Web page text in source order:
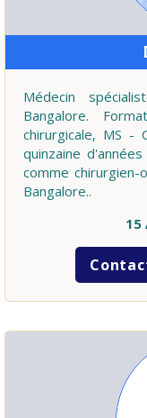
Médecin
Bangalore.
chirurgicale, MS -
quinzaine
comme chirurgien-
Bangalore..
15